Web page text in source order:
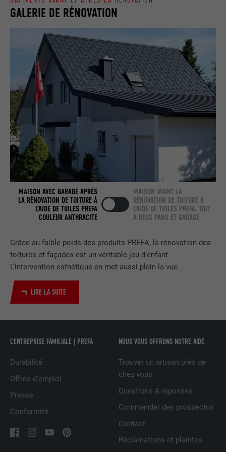
Grâce au faible poids des produits PREFA, la rénovation des
toitures et façades est un véritable jeu d’enfant.
L’intervention esthétique en met aussi plein la vue.
LIRE LA SUITE
GALERIE DE RÉNOVATION
MAISON AVEC GARAGE APRÈS
LA RÉNOVATION DE TOITURE À
L’AIDE DE TUILES PREFA
COULEUR ANTHRACITE
MAISON AVANT LA
RÉNOVATION DE TOITURE À
L’AIDE DE TUILES PREFA, TOIT
À DEUX PANS ET GARAGE
L’ENTREPRISE FAMILIALE | PREFA
Durabilité
Offres d’emploi
Presse
Conformité
NOUS VOUS OFFRONS NOTRE AIDE
Trouver un artisan près de
chez vous
Questions & réponses
Commander des prospectus
Contact
Réclamations et plaintes
Utilisé par LinkedIn lorsqu'un site
NOM bcookie
FOURNISSEUR LinkedIn
UTILITÉ
Utilisé par le service de réseau social
LinkedIn pour suivre l'utilisation de
services intégrés.
NOM bscookie
FOURNISSEUR LinkedIn
UTILITÉ
Utilisé par le service de réseau social
LinkedIn pour suivre l'utilisation de
FOURNISSEUR LinkedIn
EXPIRATION
plusieurs sites Internet afin d'afficher de
la publicité adaptée aux préférences de